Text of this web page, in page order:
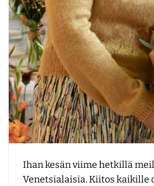
Ihan kesän viime hetkillä
Venetsialaisia. Kiitos kaikille